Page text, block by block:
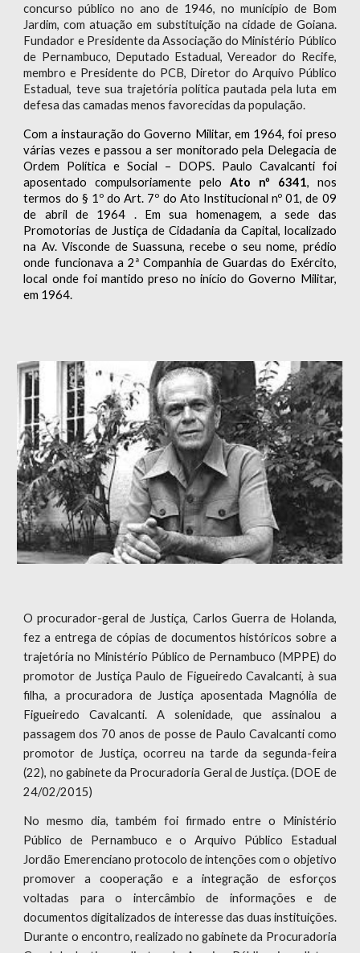
concurso público no ano de 1946, no município de Bom
Jardim, com atuação em substituição na cidade de Goiana.
Fundador e Presidente da Associação do Ministério Público
de Pernambuco, Deputado Estadual, Vereador do Recife,
membro e Presidente do PCB, Diretor do Arquivo Público
Estadual, teve sua trajetória política pautada pela luta em
defesa das camadas menos favorecidas da população.
Com a instauração do Governo Militar, em 1964, foi preso
várias vezes e passou a ser monitorado pela Delegacia de
Ordem Política e Social – DOPS. Paulo Cavalcanti foi
aposentado compulsoriamente pelo Ato nº 6341, nos
termos do § 1º do Art. 7º do Ato Institucional nº 01, de 09
de abril de 1964 . Em sua homenagem, a sede das
Promotorias de Justiça de Cidadania da Capital, localizado
na Av. Visconde de Suassuna, recebe o seu nome, prédio
onde funcionava a 2ª Companhia de Guardas do Exército,
local onde foi mantido preso no início do Governo Militar,
em 1964.
O procurador-geral de Justiça, Carlos Guerra de Holanda,
fez a entrega de cópias de documentos históricos sobre a
trajetória no Ministério Público de Pernambuco (MPPE) do
promotor de Justiça Paulo de Figueiredo Cavalcanti, à sua
filha, a procuradora de Justiça aposentada Magnólia de
Figueiredo Cavalcanti. A solenidade, que assinalou a
passagem dos 70 anos de posse de Paulo Cavalcanti como
promotor de Justiça, ocorreu na tarde da segunda-feira
(22), no gabinete da Procuradoria Geral de Justiça. (DOE de
24/02/2015)
No mesmo dia, também foi firmado entre o Ministério
Público de Pernambuco e o Arquivo Público Estadual
Jordão Emerenciano protocolo de intenções com o objetivo
promover a cooperação e a integração de esforços
voltadas para o intercâmbio de informações e de
documentos digitalizados de interesse das duas instituições.
Durante o encontro, realizado no gabinete da Procuradoria